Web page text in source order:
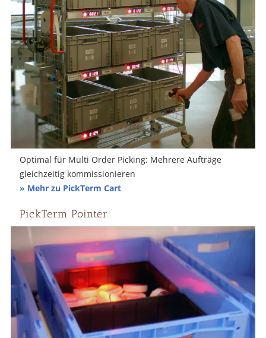
Optimal für Multi Order Picking: Mehrere Aufträge
gleichzeitig kommissionieren
» Mehr zu PickTerm Cart
PickTerm Pointer